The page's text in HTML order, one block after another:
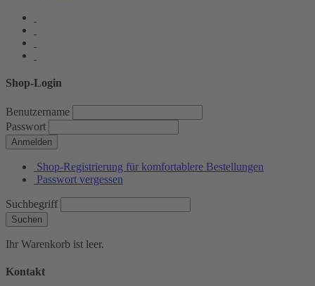
Shop-Login
Benutzername
Passwort
Anmelden
Shop-Registrierung für komfortablere Bestellungen
Passwort vergessen
Suchbegriff
Suchen
Ihr Warenkorb ist leer.
Kontakt